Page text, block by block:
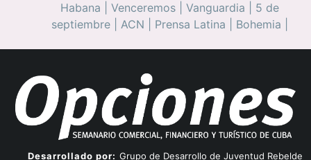
Habana
Venceremos| Vanguardia
5 de
septiembre| ACN Prensa Latina Bohemia
Desarrollado por: Grupo de Desarrollo de Juventud Rebelde